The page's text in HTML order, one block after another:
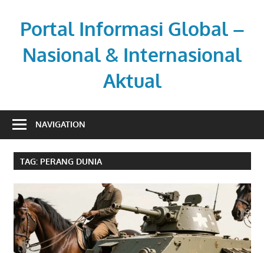
contentPortal Informasi Global –
Nasional & Internasional
Aktual
berita
untuk
pembaca
aktif.
NAVIGATION
TAG: PERANG DUNIA